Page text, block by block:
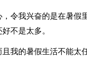
令我兴奋的是在暑假
不是太多。
我的暑假生活不能太